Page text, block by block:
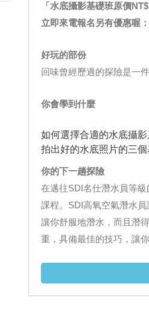
「水底攝影基礎班原價
立即來電報名另有優惠喔：
好玩的部份
回味曾經歷過的探險是一
你會學到什麼
如何選擇合適的水底攝影
拍出好的水底照片的三個
你的下一趟探險
在邁往SDI名仕潛水員等
課程。SDI高氧空氣潛水
讓你舒服地潛水，而且潛
重，具備最佳的技巧，讓